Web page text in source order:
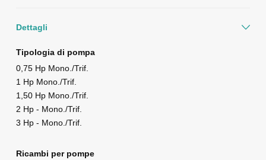
Dettagli
Tipologia di pompa
0,75 Hp Mono./Trif.
1 Hp Mono./Trif.
1,50 Hp Mono./Trif.
2 Hp - Mono./Trif.
3 Hp - Mono./Trif.
Ricambi per pompe